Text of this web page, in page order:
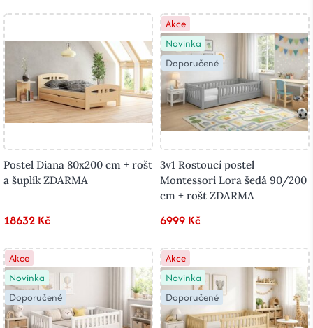
Postel Diana 80x200 cm + rošt
a šuplík ZDARMA
18632 Kč
Akce
Novinka
Doporučené
3v1 Rostoucí postel
Montessori Lora šedá 90/200
cm + rošt ZDARMA
6999 Kč
Akce
Novinka
Doporučené
Akce
Novinka
Doporučené